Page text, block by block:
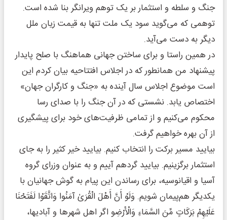
جنگ و سلطه و استثمار بر یک توهم ویرانگر بنا شده است.
توهمی که می‌گوید سود یک ملت تنها به قیمت زیان ملل
دیگر به دست می‌آید.
در همین راستا و برای ساختن جهانی هماهنگ با صلح پایدار
پیشنهاد من همانطور که در اجلاس افتتاحیه بیان کردم این
است موضوع اجلاس سال آینده به «جنگ و کارگران جهان»
اختصاص یابد. نشستی که در آن جنگ را با صدای رسا
محکوم می‌کنیم و از تمامی ظرفیت‌های خود برای پیشگیری
از آن بهره خواهیم گرفت.
بیایید مسیر برکت را انتخاب کنیم. بیایید خیر کثیر را به جای
استثمار برگزینیم. بیایید گردهم آییم و به عنوان وزرای گروه
آسیا و اقیانوسیه، برای رساندن این پیام به گوش جهانیان با
یکدیگر هم‌پیمان شویم. وَلَوْ أَنَّ أَهْلَ الْقُرَىٰ آمَنُوا وَاتَّقَوْا لَفَتَحْنَا
عَلَیْهِمْ بَرَکَاتٍ مِّنَ السَّمَاءِ وَالْأَرْضِو اگر اهل شهرها و آبادیها،